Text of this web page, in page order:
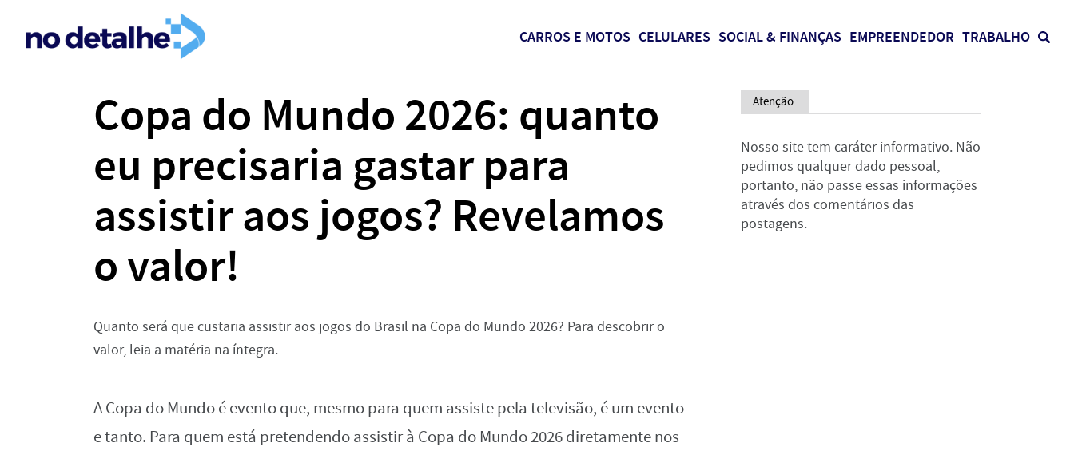
CARROS E MOTOS CELULARES SOCIAL & FINANÇAS EMPREENDEDOR TRABALHO
Copa do Mundo 2026: quanto
eu precisaria gastar para
assistir aos jogos? Revelamos
o valor!
Quanto será que custaria assistir aos jogos do Brasil na Copa do Mundo 2026? Para descobrir o
valor, leia a matéria na íntegra.
A Copa do Mundo é evento que, mesmo para quem assiste pela televisão, é um evento
e tanto. Para quem está pretendendo assistir à Copa do Mundo 2026 diretamente nos
Atenção:
Nosso site tem caráter informativo. Não
pedimos qualquer dado pessoal,
portanto, não passe essas informações
através dos comentários das
postagens.